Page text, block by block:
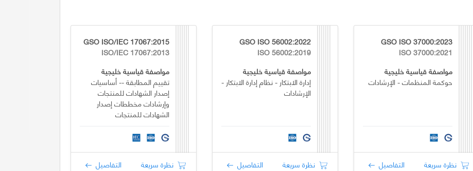
GSO ISO 37000:2023
ISO 37000:2021
مواصفة قياسية خليجية
حوكمة المنظمات - الإرشادات
نظرة سريعة التفاصيل
GSO ISO 56002:2022
ISO 56002:2019
مواصفة قياسية خليجية
إدارة الابتكار - نظام إدارة الابتكار -
الإرشادات
نظرة سريعة التفاصيل
GSO ISO/IEC 17067:2015
ISO/IEC 17067:2013
مواصفة قياسية خليجية
تقييم المطابقة -- أساسيات
إصدار الشهادات للمنتجات
وإرشادات مخططات إصدار
الشهادات للمنتجات
نظرة سريعة التفاصيل